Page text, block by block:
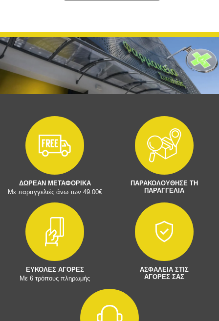
ΔΩΡΕΑΝ ΜΕΤΑΦΟΡΙΚΑ
Με παραγγελιές άνω των 49.00€
ΠΑΡΑΚΟΛΟΥΘΗΣΕ ΤΗ
ΠΑΡΑΓΓΕΛΙΑ
ΕΥΚΟΛΕΣ ΑΓΟΡΕΣ
Με 6 τρόπους πληρωμής
ΑΣΦΑΛΕΙΑ ΣΤΙΣ
ΑΓΟΡΕΣ ΣΑΣ